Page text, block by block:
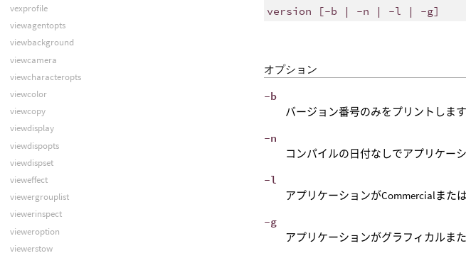
version [-b | -n | -l | -g]
オプション
-b
バージョン番号のみをプリントします
-n
コンパイルの日付なしでアプリケー
-l
アプリケーションがCommercialまた
-g
アプリケーションがグラフィカルま
vexprofile
viewagentopts
viewbackground
viewcamera
viewcharacteropts
viewcolor
viewcopy
viewdisplay
viewdispopts
viewdispset
vieweffect
viewergrouplist
viewerinspect
vieweroption
viewerstow